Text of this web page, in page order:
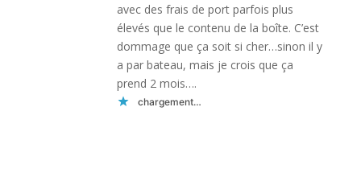
avec des frais de port parfois plus
élevés que le contenu de la boîte. C’est
dommage que ça soit si cher…sinon il y
a par bateau, mais je crois que ça
prend 2 mois….
chargement…